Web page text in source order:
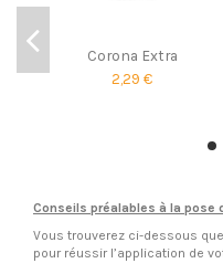
Corona Extra
2,29 €
Conseils préalables à la pose
Vous trouverez ci-dessous
pour réussir l’application de